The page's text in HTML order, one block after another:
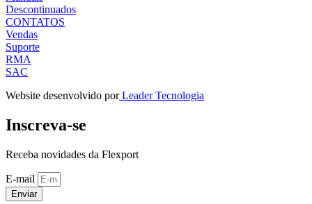
Descontinuados
CONTATOS
Vendas
Suporte
RMA
SAC
Website desenvolvido porLeader Tecnologia
Inscreva-se
Receba novidades da Flexport
E-mail
Enviar